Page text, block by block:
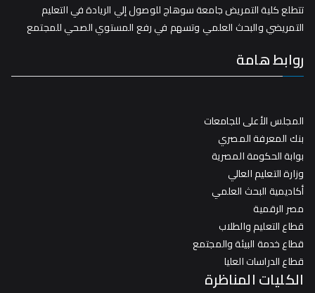
تتطلع كلية التمريض جامعة سوهاج للوصول إلي الريادة في التعليم
التمريضي والبحث العلمي وتسهم في رفع المستوي الصحي للمجتمع
روابط هامة
المجلس الأعلى للجامعات
بنك المعرفة المصري
بوابة الحكومة المصرية
وزارة التعليم العالي
أكاديمية البحث العلمي
مصر الرقمية
قطاع التعليم والطلاب
قطاع خدمة البيئة والمجتمع
قطاع الدراسات العليا
الكليات المناظرة